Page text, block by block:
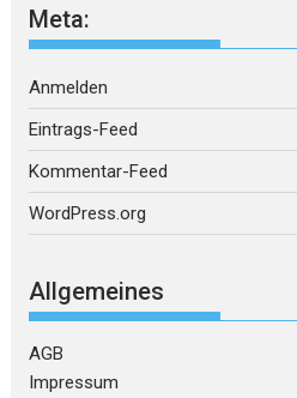
Meta:
Anmelden
Eintrags-Feed
Kommentar-Feed
WordPress.org
Allgemeines
AGB
Impressum